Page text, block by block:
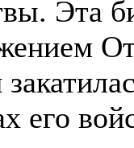
Эта
его